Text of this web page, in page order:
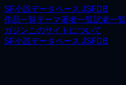
SF小説データベース JSFDB
作品一覧テーマ著者一覧訳者一覧
ガジンこのサイトについて
SF小説データベース JSFDB